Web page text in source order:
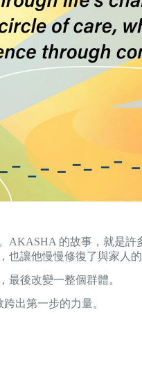
的故事，就是
也讓他慢慢修復了與家人
後改變一整個群體。
出第一步的力量。